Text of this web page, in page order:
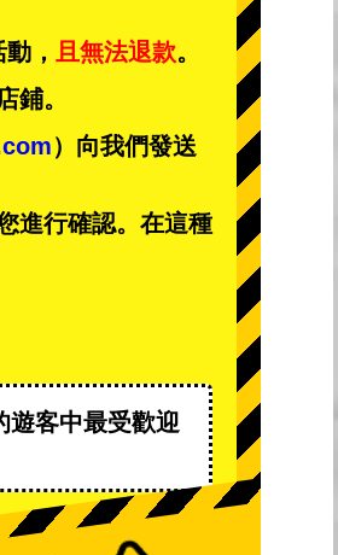
， 且無法退款。
鋪。
）向我們發送
進行確認。在這種
遊客中最受歡迎